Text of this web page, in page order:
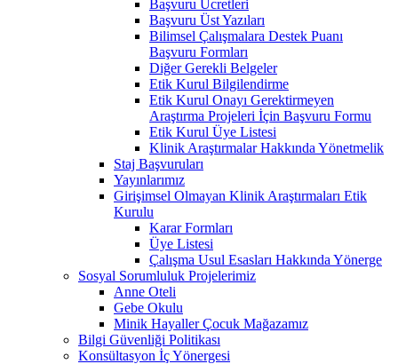
Başvuru Ücretleri
Başvuru Üst Yazıları
Bilimsel Çalışmalara Destek Puanı
Başvuru Formları
Diğer Gerekli Belgeler
Etik Kurul Bilgilendirme
Etik Kurul Onayı Gerektirmeyen
Araştırma Projeleri İçin Başvuru Formu
Etik Kurul Üye Listesi
Klinik Araştırmalar Hakkında Yönetmelik
Staj Başvuruları
Yayınlarımız
Girişimsel Olmayan Klinik Araştırmaları Etik
Kurulu
Karar Formları
Üye Listesi
Çalışma Usul Esasları Hakkında Yönerge
Sosyal Sorumluluk Projelerimiz
Anne Oteli
Gebe Okulu
Minik Hayaller Çocuk Mağazamız
Bilgi Güvenliği Politikası
Konsültasyon İç Yönergesi